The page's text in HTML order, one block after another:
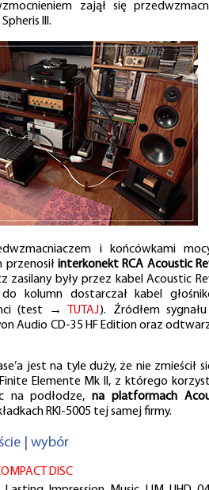
zajął się
III.
i końcówkami
przenosił interkonekt RCA Acoustic
zasilany były przez kabel Acoustic
kolumn dostarczał kabel
(test →
TUTAJ). Źródłem
Audio CD-35 HF Edition oraz
jest na tyle duży, że nie zmieścił
Elemente Mk II, z którego
na podłodze,na platformach
RKI-5005 tej samej firmy.
| wybór
DISC